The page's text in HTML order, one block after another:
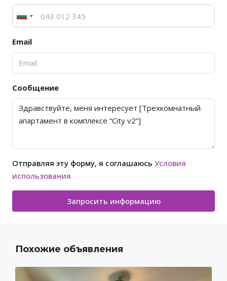
Email
Сообщение
Отправляя эту форму, я соглашаюсь Условия
использования
Запросить информацию
Похожие объявления